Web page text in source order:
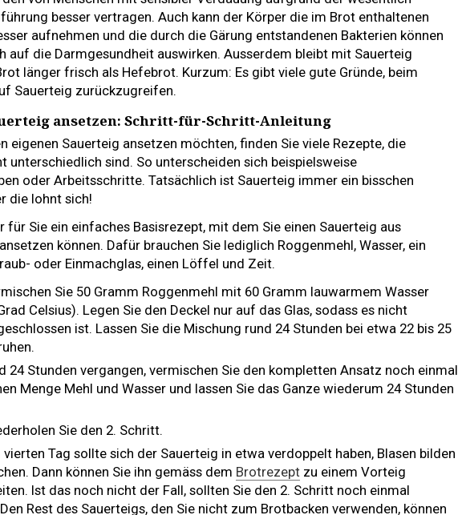
besser vertragen. Auch kann der Körper die im Brot enthaltenen
aufnehmen und die durch die Gärung entstandenen Bakterien können
auf die Darmgesundheit auswirken. Ausserdem bleibt mit Sauerteig
länger frisch als Hefebrot. Kurzum: Es gibt viele gute Gründe, beim
Sauerteig zurückzugreifen.
ansetzen: Schritt-für-Schritt-Anleitung
eigenen Sauerteig ansetzen möchten, finden Sie viele Rezepte, die
unterschiedlich sind. So unterscheiden sich beispielsweise
oder Arbeitsschritte. Tatsächlich ist Sauerteig immer ein bisschen
die lohnt sich!
für Sie ein einfaches Basisrezept, mit dem Sie einen Sauerteig aus
können. Dafür brauchen Sie lediglich Roggenmehl, Wasser, ein
oder Einmachglas, einen Löffel und Zeit.
Sie 50 Gramm Roggenmehl mit 60 Gramm lauwarmem Wasser
Celsius). Legen Sie den Deckel nur auf das Glas, sodass es nicht
ist. Lassen Sie die Mischung rund 24 Stunden bei etwa 22 bis 25
24 Stunden vergangen, vermischen Sie den kompletten Ansatz noch einmal
Menge Mehl und Wasser und lassen Sie das Ganze wiederum 24 Stunden
Sie den 2. Schritt.
Tag sollte sich der Sauerteig in etwa verdoppelt haben, Blasen bilden
Dann können Sie ihn gemäss dem Brotrezept zu einem Vorteig
Ist das noch nicht der Fall, sollten Sie den 2. Schritt noch einmal
Rest des Sauerteigs, den Sie nicht zum Brotbacken verwenden, können